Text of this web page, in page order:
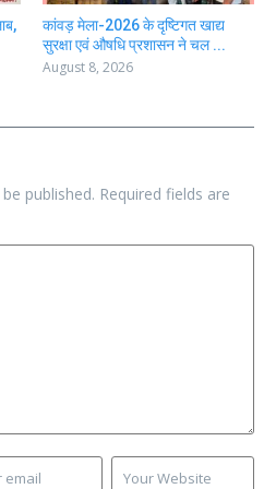
कांवड़ मेला-2026 के दृष्टिगत खाद्य
सुरक्षा एवं औषधि प्रशासन ने चल ...
August 8, 2026
published. Required fields are